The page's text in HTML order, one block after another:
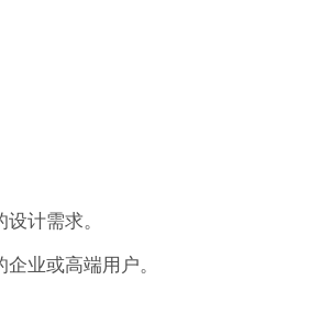
计需求。
业或高端用户。